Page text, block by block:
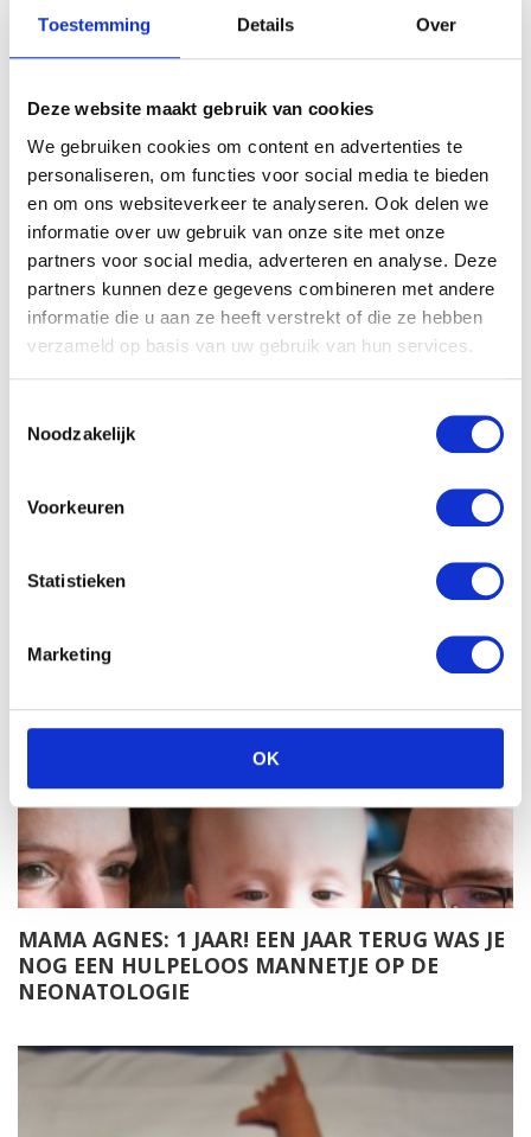
Toestemming Details Over
Deze website maakt gebruik van cookies
We gebruiken cookies om content en advertenties te
personaliseren, om functies voor social media te bieden
en om ons websiteverkeer te analyseren. Ook delen we
informatie over uw gebruik van onze site met onze
partners voor social media, adverteren en analyse. Deze
partners kunnen deze gegevens combineren met andere
informatie die u aan ze heeft verstrekt of die ze hebben
verzameld op basis van uw gebruik van hun services.
Noodzakelijk
Voorkeuren
Statistieken
Marketing
OK
MAMA AGNES: MIJN KIND OP SOCIAL MEDIA.
DAT IS IETS WAAR IK GOED OVER NAGEDACHT
HEB
MAMA AGNES: JIJ DEED DAT MET ZOVEEL
KRAAMVERZORGSTER!
MAMA AGNES: 1 JAAR! EEN JAAR TERUG WAS JE
NOG EEN HULPELOOS MANNETJE OP DE
NEONATOLOGIE